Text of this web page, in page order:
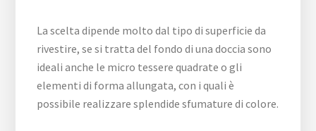
La scelta dipende molto dal tipo di superficie da
rivestire, se si tratta del fondo di una doccia sono
ideali anche le micro tessere quadrate o gli
elementi di forma allungata, con i quali è
possibile realizzare splendide sfumature di colore.